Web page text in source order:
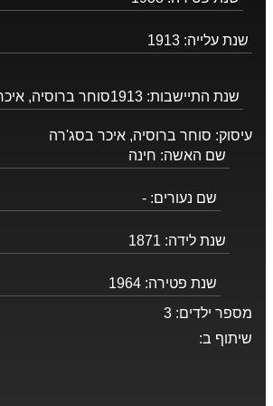
שנת עלייה: 1913
שנת התיישבות: 1913סוחר ברוסיה, איכר בסג'רה
עיסוק: סוחר ברוסיה, איכר בסג'רה
שם האשה: חינה
שם נעורים: -
שנת לידה: 1871
שנת פטירה: 1964
מספר ילדים: 3
שיתוף ב: